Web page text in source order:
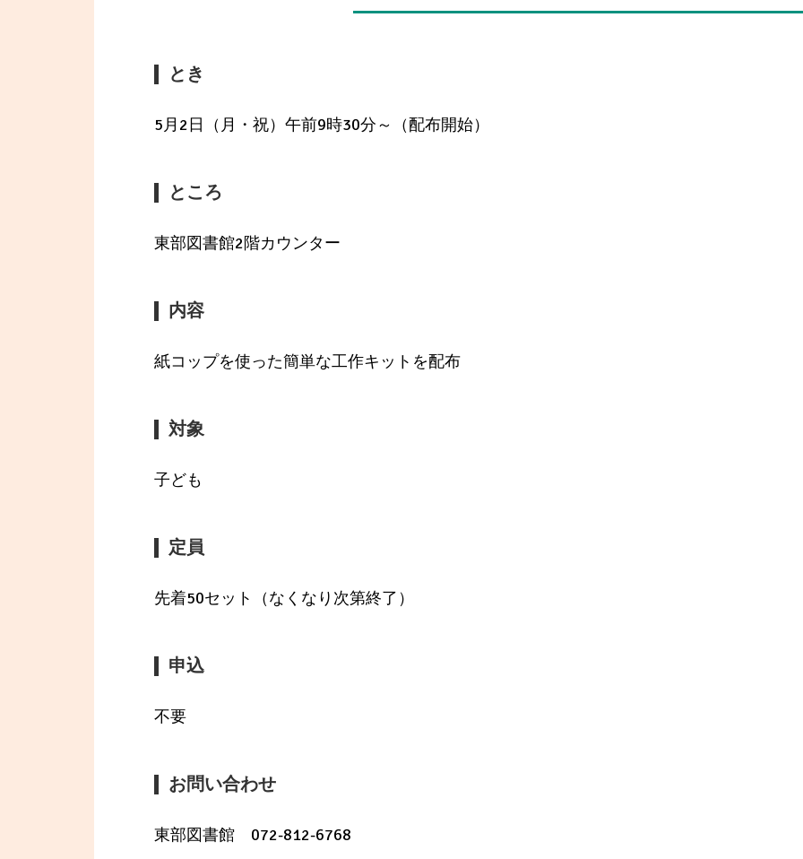
とき
5月2日（月・祝）午前9時30分～（配布開始）
ところ
東部図書館2階カウンター
内容
紙コップを使った簡単な工作キットを配布
対象
子ども
定員
先着50セット（なくなり次第終了）
申込
不要
お問い合わせ
東部図書館 072-812-6768